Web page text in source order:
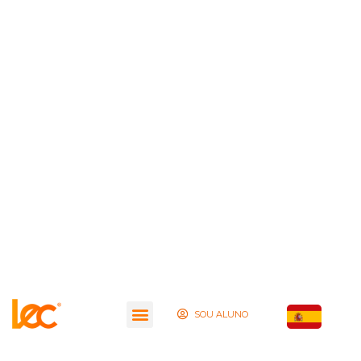
SOU ALUNO